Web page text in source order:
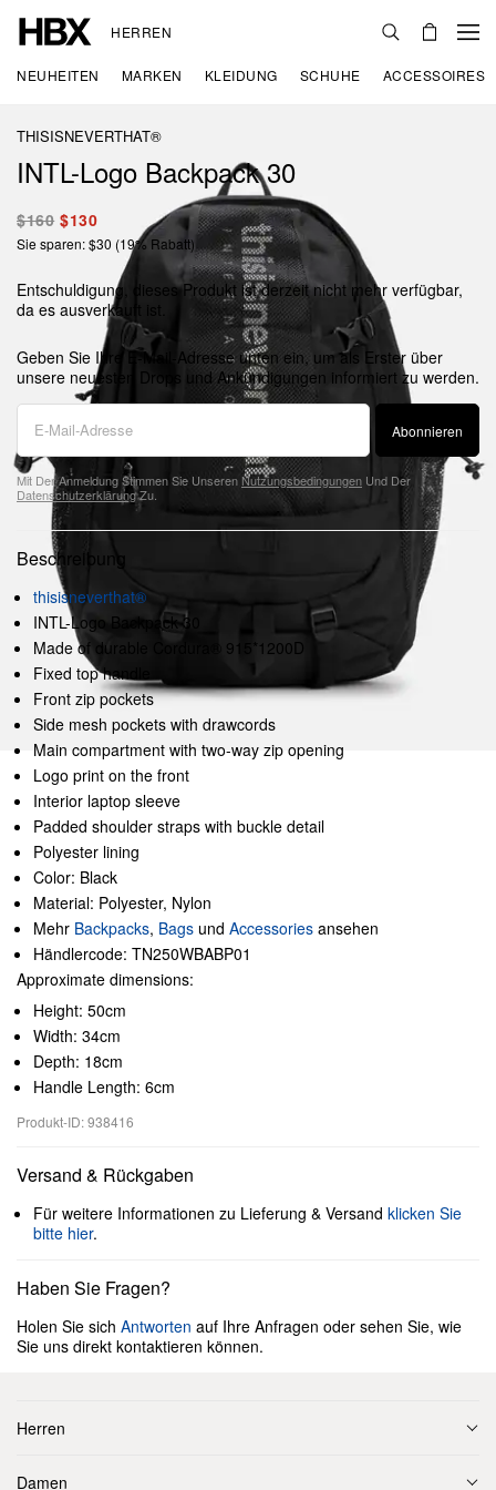
HERREN
NEUHEITEN MARKEN KLEIDUNG SCHUHE ACCESSOIRES
THISISNEVERTHAT®
INTL-Logo Backpack 30
$160 $130
Sie sparen: $30 (19% Rabatt)
Entschuldigung, dieses Produkt ist derzeit nicht mehr verfügbar,
da es ausverkauft ist.
Geben Sie Ihre E-Mail-Adresse unten ein, um als Erster über
unsere neuesten Drops und Ankündigungen informiert zu werden.
Abonnieren
Mit Der Anmeldung Stimmen Sie UnserenNutzungsbedingungen Und Der
DatenschutzerklärungZu.
Beschreibung
thisisneverthat®
INTL-Logo Backpack 30
Made of durable Cordura® 915*1200D
Fixed top handle
Front zip pockets
Side mesh pockets with drawcords
Main compartment with two-way zip opening
Logo print on the front
Interior laptop sleeve
Padded shoulder straps with buckle detail
Polyester lining
Color: Black
Material: Polyester, Nylon
Mehr Backpacks, Bags und Accessories ansehen
Händlercode: TN250WBABP01
Approximate dimensions:
Height: 50cm
Width: 34cm
Depth: 18cm
Handle Length: 6cm
Produkt-ID: 938416
Versand & Rückgaben
Für weitere Informationen zu Lieferung & Versand klicken Sie
bitte hier.
Haben Sie Fragen?
Holen Sie sich Antworten auf Ihre Anfragen oder sehen Sie, wie
Sie uns direkt kontaktieren können.
Herren
Damen